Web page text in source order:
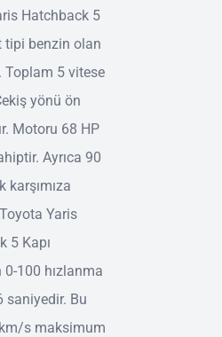
Hatchback 5
tipi benzin olan
Toplam 5 vitese
yönü ön
Motoru 68 HP
Ayrıca 90
karşımıza
Toyota Yaris
5 Kapı
100 hızlanma
saniyedir. Bu
s maksimum